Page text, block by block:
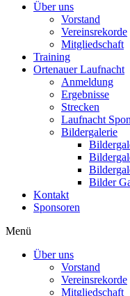
Über uns
Vorstand
Vereinsrekorde
Mitgliedschaft
Training
Ortenauer Laufnacht
Anmeldung
Ergebnisse
Strecken
Laufnacht
Bildergalerie
Bilder
Kontakt
Sponsoren
Menü
Über uns
Vorstand
Vereinsrekorde
Mitgliedschaft